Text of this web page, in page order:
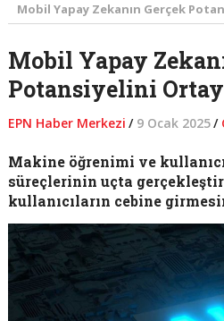
Mobil Yapay Zekanın Gerçek
Mobil Yapay
Potansiyelini
EPN Haber Merkezi / 9 Ocak 2025/
Makine öğrenimi ve
süreçlerinin uçta
kullanıcıların cebine